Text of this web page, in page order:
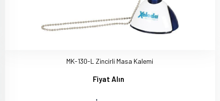
MK-130-L Zincirli Masa Kalemi
Fiyat Alın